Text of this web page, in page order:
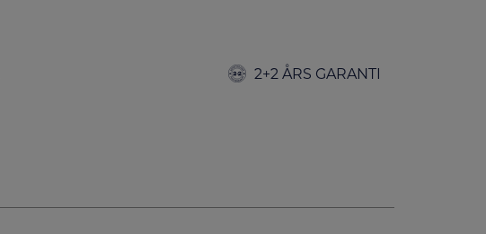
2+2 ÅRS GARANTI